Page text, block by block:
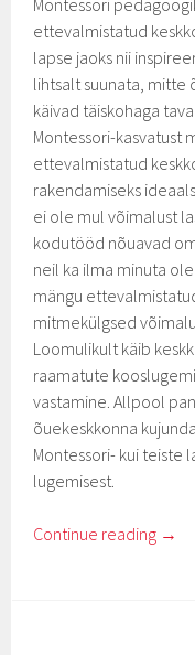
Montessori
ettevalmistatud
lapse jaoks nii
lihtsalt suunata, mitte
käivad täiskohaga
Montessori-kasvatust
ettevalmistatud
rakendamiseks
ei ole mul võimalust
kodutööd nõuavad
neil ka ilma minuta
mängu
mitmekülgsed
Loomulikult käib
raamatute
vastamine. Allpool
õuekeskkonna
Montessori- kui teiste
lugemisest.
Continue reading →